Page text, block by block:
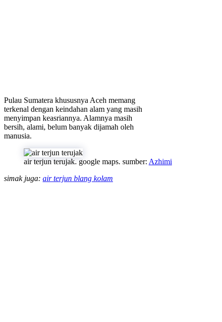
Pulau Sumatera khususnya Aceh memang
terkenal dengan keindahan alam yang masih
menyimpan keasriannya. Alamnya masih
bersih, alami, belum banyak dijamah oleh
manusia.
air terjun terujak. google maps. sumber: Azhimi
simak juga: air terjun blang kolam